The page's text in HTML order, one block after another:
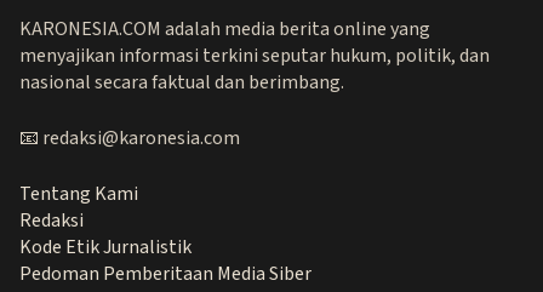
KARONESIA.COM adalah media berita online yang
menyajikan informasi terkini seputar hukum, politik, dan
nasional secara faktual dan berimbang.
📧 redaksi@karonesia.com
Tentang Kami
Redaksi
Kode Etik Jurnalistik
Pedoman Pemberitaan Media Siber